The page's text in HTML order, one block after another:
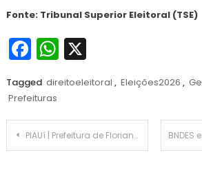
Fonte: Tribunal Superior Eleitoral (TSE)
Facebook
WhatsApp
X
Tagged direitoeleitoral , Eleições2026 ,
Prefeituras
Navegação
PIAUí | Prefeitura de Floriano e Governo do Estado promovem ação para crianças com a Carretinha da Saúde